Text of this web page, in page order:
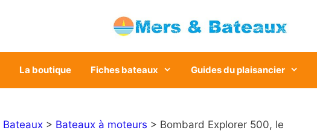
La boutique Fiches bateaux Guides du plaisancier
Bateaux > Bateaux à moteurs > Bombard Explorer 500, le